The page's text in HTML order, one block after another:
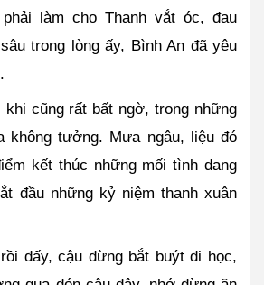
làm cho Thanh vắt óc, đau
trong lòng ấy, Bình An đã yêu
khi cũng rất bất ngờ, trong những
không tưởng. Mưa ngâu, liệu đó
kết thúc những mối tình dang
đầu những kỷ niệm thanh xuân
đấy, cậu đừng bắt buýt đi học,